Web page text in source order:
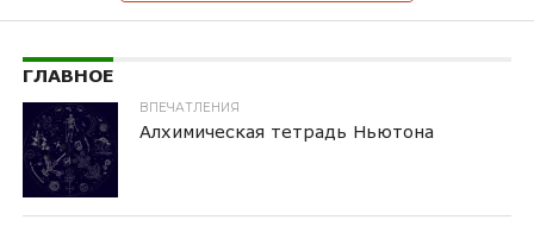
ГЛАВНОЕ
ВПЕЧАТЛЕНИЯ
Алхимическая тетрадь Ньютона